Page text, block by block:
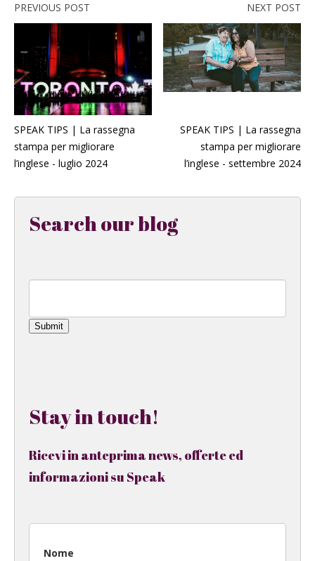
PREVIOUS POST
SPEAK TIPS | La rassegna
stampa per migliorare
l’inglese - luglio 2024
NEXT POST
SPEAK TIPS | La rassegna
stampa per migliorare
l’inglese - settembre 2024
Search our blog
Submit
Stay in touch!
Ricevi in anteprima news, offerte ed
informazioni su Speak
Nome